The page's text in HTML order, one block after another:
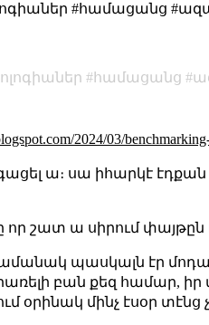
#համացանց
համացանց
2024/03/
ա։ սա իհարկէ
որ շատ ա սիրում
պասկալն էր
բան քեզ համար, իր
օրինակ մինչ էսօր տէնց